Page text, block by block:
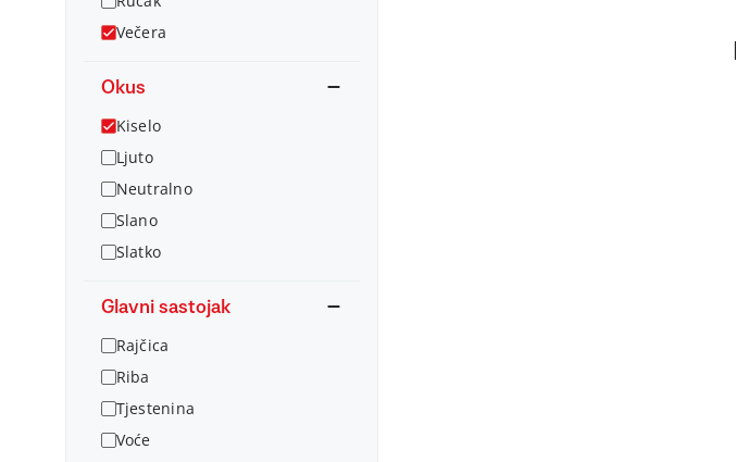
Večera
Okus
Kiselo
Ljuto
Neutralno
Slano
Slatko
Glavni sastojak
Rajčica
Riba
Tjestenina
Voće